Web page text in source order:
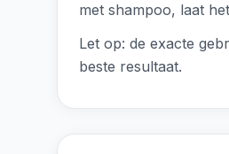
met shampoo, laat
Let op: de exacte
beste resultaat.